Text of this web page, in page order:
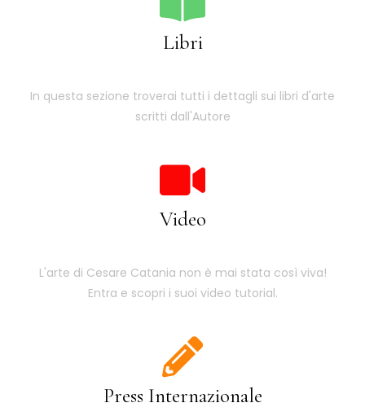
Libri
In questa sezione troverai tutti i dettagli sui libri d'arte
scritti dall'Autore
Video
L'arte di Cesare Catania non è mai stata così viva!
Entra e scopri i suoi video tutorial.
Press Internazionale